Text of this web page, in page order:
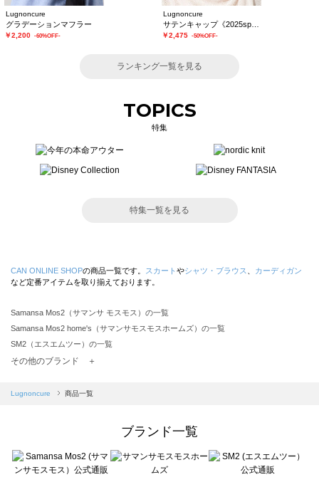
Lugnoncure
グラデーションマフラー
￥2,200 -60%OFF-
Lugnoncure
￥2,475 -50%OFF-
ランキング一覧を見る
TOPICS
特集
特集一覧を見る
CAN ONLINE SHOPの商品一覧です。 スカート やシャツ・ブラウス
カーディガン
など定番アイテムを取り揃えております。
Samansa Mos2（サマンサ モスモス）の一覧
Samansa Mos2 home's（サマンサモスモスホームズ）の一覧
SM2（エスエムツー）の一覧
TSUHARU by Samansa Mos2（ツハルバイサマンサモスモス）の一覧
Samansa Mos2 blue（サマンサモスモス ブルー）の一覧
Te chichi（テチチ）の一覧
Te chichi CLASSIC（テチチ クラシック）の一覧
その他のブランド ＋
Lugnoncure 商品一覧
ブランド一覧